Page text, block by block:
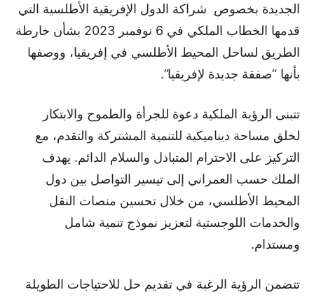
الجديدة بخصوص شراكة الدول الإفريقية الأطلسية التي
قدمها الخطاب الملكي في 6 نوفمبر 2023 بشأن خارطة
الطريق لساحل المحيط الأطلسي في إفريقيا، ووصفها
بأنها “صفقة جديدة لإفريقيا”.
تتبنى الرؤية الملكية دعوة للجرأة والطموح والابتكار
لخلق مساحة ديناميكية للتنمية المشتركة والتقدم، مع
التركيز على الاحترام المتبادل والسلام الدائم. يهدف
الملك حسب العمراني إلى تيسير التواصل بين دول
المحيط الأطلسي، من خلال تحسين منصات النقل
والخدمات اللوجستية لتعزيز نموذج تنمية شامل
ومستدام.
تتضمن الرؤية الرغبة في تقديم حل للاحتياجات الطويلة